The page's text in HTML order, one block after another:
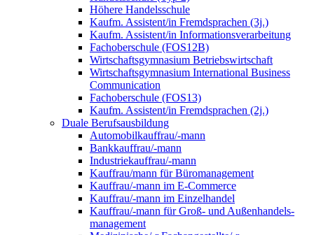
Höhere Handelsschule
Kaufm. Assistent/in­ Fremdsprachen (3j.)
Kaufm. Assistent/in Informationsverarbeitung
Fachoberschule (FOS12B)
Wirtschaftsgymnasium Betriebswirtschaft
Wirtschaftsgymnasium International Business
Communication
Fachoberschule (FOS13)
Kaufm. Assistent/in Fremdsprachen (2j.)
Duale Berufsausbildung
Automobilkauffrau/-mann
Bankkauffrau/-mann
Industriekauffrau/-mann
Kauffrau/mann für Büromanagement
Kauffrau/-mann im E-Commerce
Kauffrau/-mann im Einzelhandel
Kauffrau/-mann für Groß- und Außen­handels­
manage­ment